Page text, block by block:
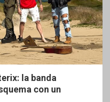
la banda
con un